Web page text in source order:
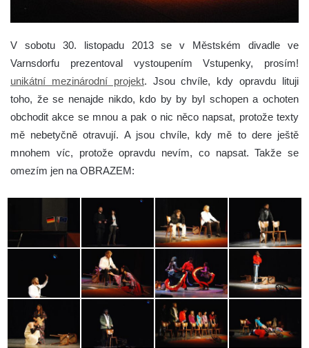
V sobotu 30. listopadu 2013 se v Městském divadle ve
Varnsdorfu prezentoval vystoupením Vstupenky, prosím!
unikátní mezinárodní projekt. Jsou chvíle, kdy opravdu lituji
toho, že se nenajde nikdo, kdo by by byl schopen a ochoten
obchodit akce se mnou a pak o nic něco napsat, protože texty
mě nebetyčně otravují. A jsou chvíle, kdy mě to dere ještě
mnohem víc, protože opravdu nevím, co napsat. Takže se
omezím jen na OBRAZEM: